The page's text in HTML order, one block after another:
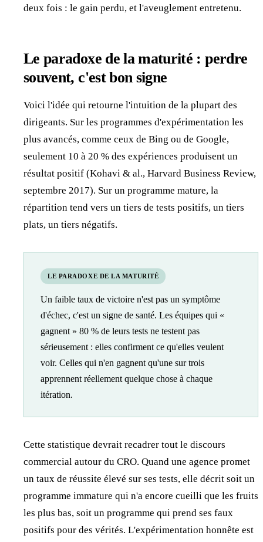
deux fois : le gain perdu, et l'aveuglement entretenu.
Le paradoxe de la maturité : perdre
souvent, c'est bon signe
Voici l'idée qui retourne l'intuition de la plupart des
dirigeants. Sur les programmes d'expérimentation les
plus avancés, comme ceux de Bing ou de Google,
seulement 10 à 20 % des expériences produisent un
résultat positif (Kohavi & al., Harvard Business Review,
septembre 2017). Sur un programme mature, la
répartition tend vers un tiers de tests positifs, un tiers
plats, un tiers négatifs.
LE PARADOXE DE LA MATURITÉ
Un faible taux de victoire n'est pas un symptôme
d'échec, c'est un signe de santé. Les équipes qui «
gagnent » 80 % de leurs tests ne testent pas
sérieusement : elles confirment ce qu'elles veulent
voir. Celles qui n'en gagnent qu'une sur trois
apprennent réellement quelque chose à chaque
itération.
Cette statistique devrait recadrer tout le discours
commercial autour du CRO. Quand une agence promet
un taux de réussite élevé sur ses tests, elle décrit soit un
programme immature qui n'a encore cueilli que les fruits
les plus bas, soit un programme qui prend ses faux
positifs pour des vérités. L'expérimentation honnête est